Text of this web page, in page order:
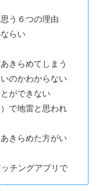
う６つの理由
らい
きらめてしまう
のかわからない
ができない
で地雷と思われ
きらめた方がい
チングアプリで